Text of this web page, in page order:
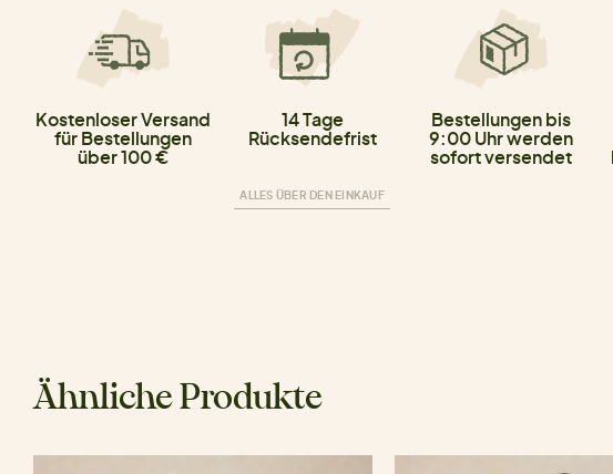
Kostenloser Versand
für Bestellungen
über 100 €
14 Tage
Rücksendefrist
ALLES ÜBER DEN EINKAUF
Bestellungen bis
9:00 Uhr werden
sofort versendet
Ähnliche Produkte